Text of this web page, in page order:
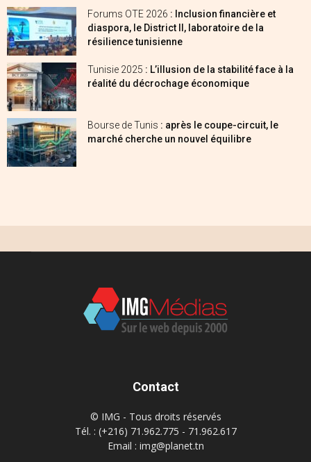
Forums OTE 2026 : Inclusion financière et
diaspora, le District II, laboratoire de la
résilience tunisienne
Tunisie 2025 : L’illusion de la stabilité face à la
réalité du décrochage économique
Bourse de Tunis : après le coupe-circuit, le
marché cherche un nouvel équilibre
Contact
© IMG - Tous droits réservés
Tél. : (+216) 71.962.775 - 71.962.617
Email : img@planet.tn